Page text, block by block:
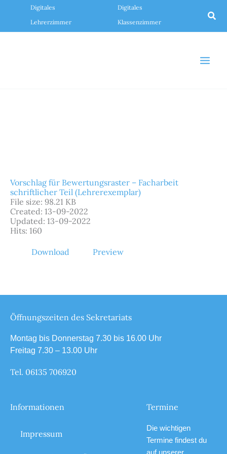
springen
Digitales
Lehrerzimmer
Digitales
Klassenzimmer
Vorschlag für Bewertungsraster – Facharbeit
schriftlicher Teil (Lehrerexemplar)
File size: 98.21 KB
Created: 13-09-2022
Updated: 13-09-2022
Hits: 160
Download Preview
Öffnungszeiten des Sekretariats
Montag bis Donnerstag 7.30 bis 16.00 Uhr
Freitag 7.30 – 13.00 Uhr
Tel. 06135 706920
Informationen
Impressum
Termine
Die wichtigen
Termine findest du
auf unserer